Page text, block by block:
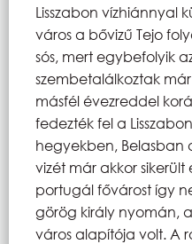
Lisszabon vízhiánnyal
város a bővizű Tejo
sós, mert egybefolyik
szembetalálkoztak
másfél évezreddel
fedezték fel a
hegyekben, Belasban
vizét már akkor
portugál fővárost így
görög király nyomán,
város alapítója volt. A